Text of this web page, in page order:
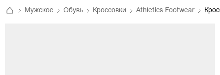
Мужское Обувь Кроссовки Athletics Footwear